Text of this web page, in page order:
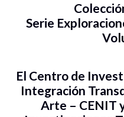
Serie
El Centro de
Integración
Arte – CENIT